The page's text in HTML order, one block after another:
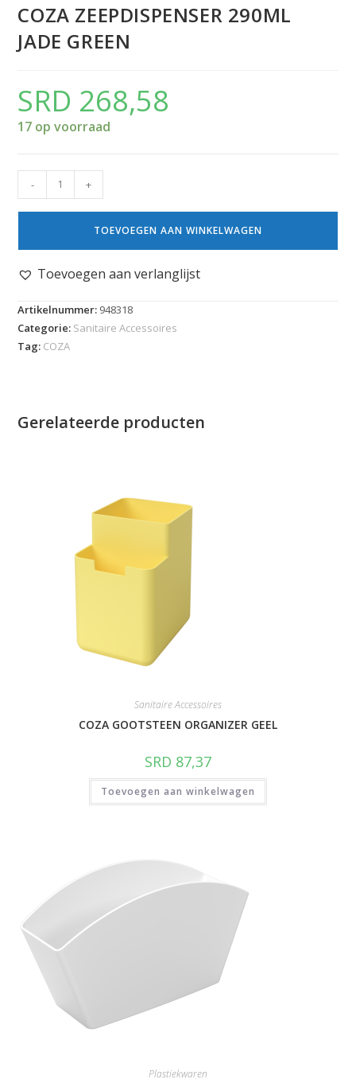
COZA ZEEPDISPENSER 290ML
JADE GREEN
SRD 268,58
17 op voorraad
- +
TOEVOEGEN AAN WINKELWAGEN
Toevoegen aan verlanglijst
Artikelnummer: 948318
Categorie: Sanitaire Accessoires
Tag: COZA
Gerelateerde producten
Sanitaire Accessoires
COZA GOOTSTEEN ORGANIZER GEEL
SRD 87,37
Toevoegen aan winkelwagen
Plastiekwaren